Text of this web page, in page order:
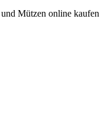
Mützen online kaufen